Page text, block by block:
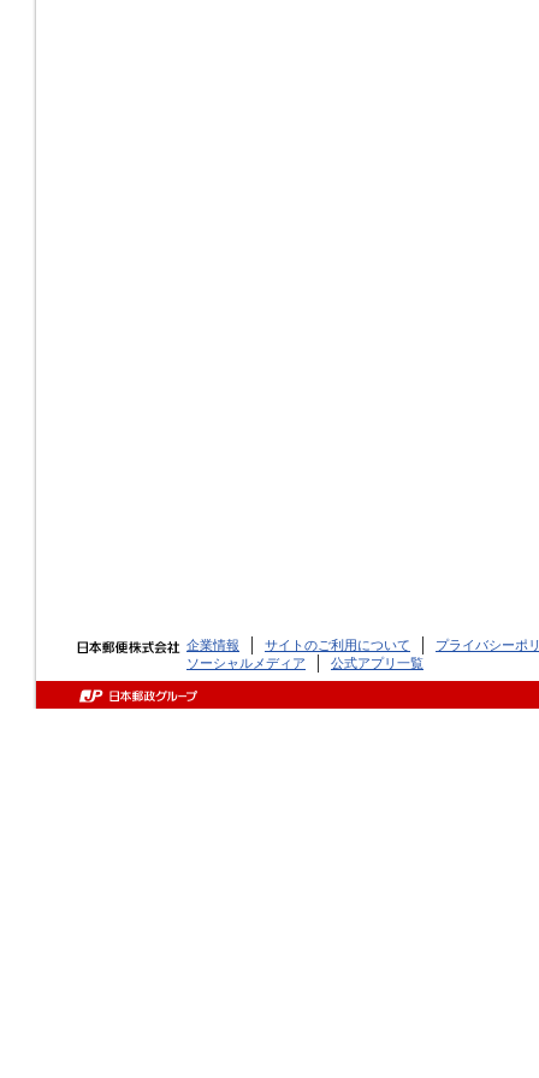
企業情報 サイトのご利用について
プライバシーポ
ソーシャルメディア
公式アプリ一覧